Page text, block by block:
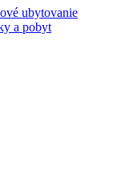
ubytovanie
a pobyt